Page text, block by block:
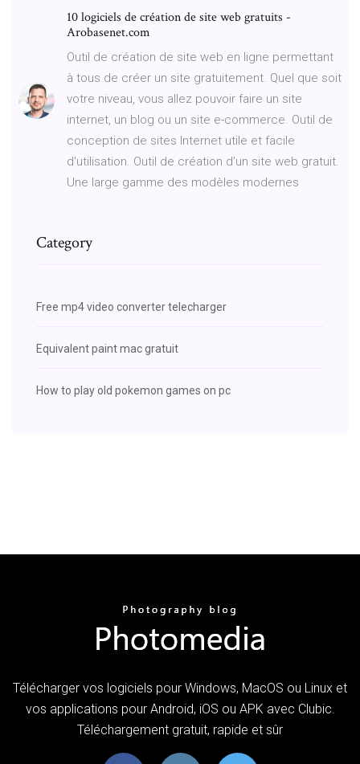
10 logiciels de création de site web gratuits -
Arobasenet.com
Outil de création de site web en ligne permettant
à tous de créer un site gratuitement. Quel que soit
votre niveau, vous allez pouvoir faire un site
internet, un blog ou un site e-commerce. Outil de
conception de sites Internet utile et facile
d'utilisation. Outil de création d'un site web gratuit.
Une large gamme des modèles modernes
Category
Free mp4 video converter telecharger
Equivalent paint mac gratuit
How to play old pokemon games on pc
Télécharger vos logiciels pour Windows, MacOS ou Linux et
vos applications pour Android, iOS ou APK avec Clubic.
Téléchargement gratuit, rapide et sûr